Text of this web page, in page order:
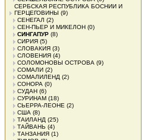
СЕРБСКАЯ РЕСПУБЛИКА БОСНИИ И
ГЕРЦЕГОВИНЫ (9)
СЕНЕГАЛ (2)
СЕН-ПЬЕР И МИКЕЛОН (0)
СИНГАПУР (8)
СИРИЯ (5)
СЛОВАКИЯ (3)
СЛОВЕНИЯ (4)
СОЛОМОНОВЫ ОСТРОВА (9)
СОМАЛИ (2)
СОМАЛИЛЕНД (2)
СОНОРА (0)
СУДАН (6)
СУРИНАМ (18)
СЬЕРРА-ЛЕОНЕ (2)
США (8)
ТАИЛАНД (25)
ТАЙВАНЬ (4)
ТАНЗАНИЯ (1)